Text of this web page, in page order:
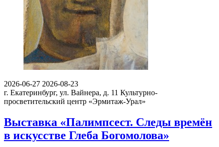
2026-06-27 2026-08-23
г. Екатеринбург, ул. Вайнера, д. 11 Культурно-
просветительский центр «Эрмитаж-Урал»
Выставка «Палимпсест. Следы времён
в искусстве Глеба Богомолова»